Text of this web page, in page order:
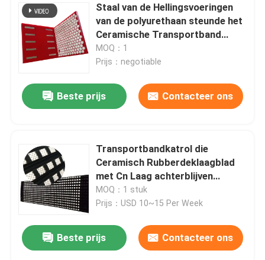
Staal van de Hellingsvoeringen
van de polyurethaan steunde het
Ceramische Transportband
Slijtvaste Voering
MOQ：1
Prijs：negotiable
Beste prijs Contacteer ons
Transportbandkatrol die
Ceramisch Rubberdeklaagblad
met Cn Laag achterblijven
Plakkend
MOQ：1 stuk
Prijs：USD 10~15 Per Week
Beste prijs Contacteer ons